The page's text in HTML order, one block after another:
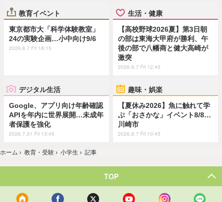
教育イベント
東京都市大「科学体験教室」
24の実験企画…小中向け9/6
2026.8.7 Fri 18:15
生活・健康
【高校野球2026夏】第3日朝
の部は東海大甲府が勝利、午
後の部で八幡商と健大高崎が
激突
2026.8.7 Fri 12:45
デジタル生活
Google、アプリ向け年齢確認
APIを年内に世界展開…未成年
者保護を強化
2026.7.31 Fri 13:45
趣味・娯楽
【夏休み2026】魚に触れて学
ぶ「おさかな」イベント8/8…
川崎市
2026.8.7 Fri 10:45
ホーム › 教育・受験 › 小学生 › 記事
TOP